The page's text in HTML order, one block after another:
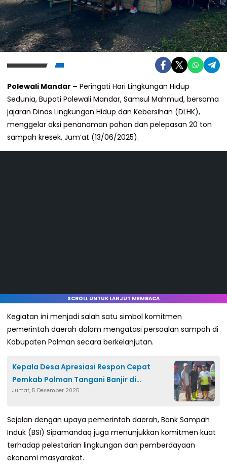
Polewali Mandar – Peringati Hari Lingkungan Hidup
Sedunia, Bupati Polewali Mandar, Samsul Mahmud, bersama
jajaran Dinas Lingkungan Hidup dan Kebersihan (DLHK),
menggelar aksi penanaman pohon dan pelepasan 20 ton
sampah kresek, Jum’at (13/06/2025).
SCROLL UNTUK LANJUT MEMBACA
Kegiatan ini menjadi salah satu simbol komitmen
pemerintah daerah dalam mengatasi persoalan sampah di
Kabupaten Polman secara berkelanjutan.
Kepala Desa Apresiasi Respon Cepat
Pemkab Polman Tangani Banjir di
Campalagian
Jumat, 5 Desember 2025
Sejalan dengan upaya pemerintah daerah, Bank Sampah
Induk (BSI) Sipamandaq juga menunjukkan komitmen kuat
terhadap pelestarian lingkungan dan pemberdayaan
ekonomi masyarakat.